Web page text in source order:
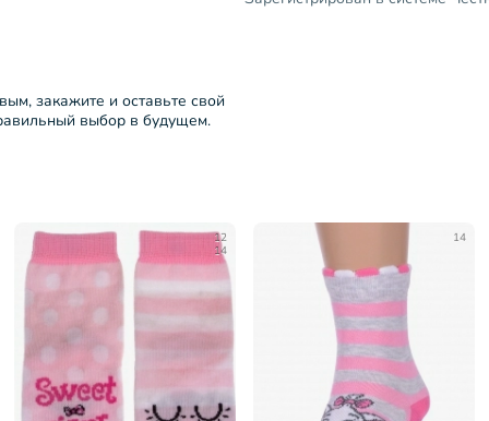
закажите и оставьте свой
выбор в будущем.
12
14
14